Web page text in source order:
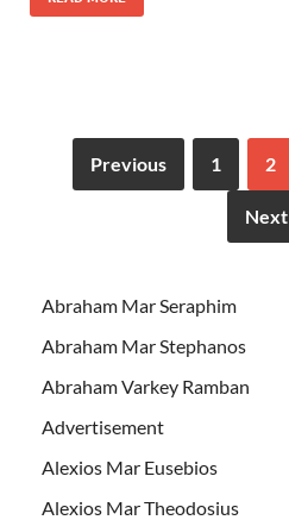
Previous 1 2
Next
Abraham Mar Seraphim
Abraham Mar Stephanos
Abraham Varkey Ramban
Advertisement
Alexios Mar Eusebios
Alexios Mar Theodosius